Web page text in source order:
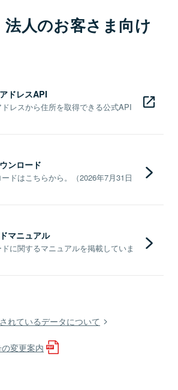
法人のお客さま向け
ドレスAPI
レスから住所を取得できる公式API
ンロード
ドはこちらから。（2026年7月31日
マニュアル
に関するマニュアルを掲載していま
れているデータについて
変更案内